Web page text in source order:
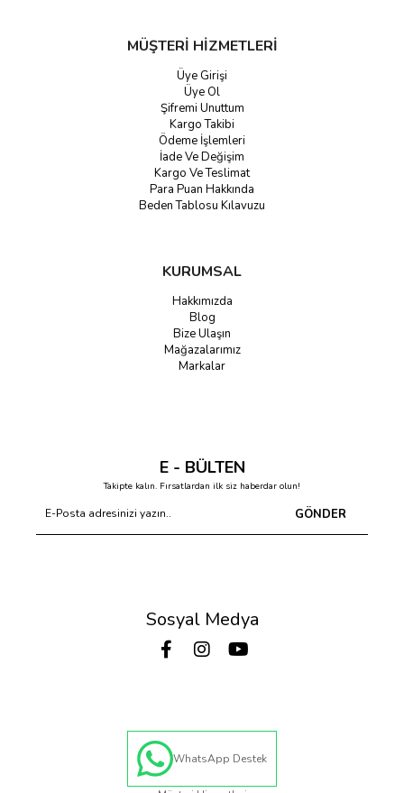
MÜŞTERİ HİZMETLERİ
Üye Girişi
Üye Ol
Şifremi Unuttum
Kargo Takibi
Ödeme İşlemleri
İade Ve Değişim
Kargo Ve Teslimat
Para Puan Hakkında
Beden Tablosu Kılavuzu
KURUMSAL
Hakkımızda
Blog
Bize Ulaşın
Mağazalarımız
Markalar
E - BÜLTEN
Takipte kalın. Fırsatlardan ilk siz haberdar olun!
GÖNDER
Sosyal Medya
WhatsApp Destek